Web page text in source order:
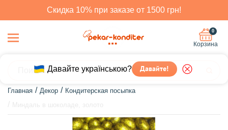
Скидка 10% при заказе от 1500 грн!
Давайте українською? Давайте!
0
Корзина
Главная Декор
Кондитерская посыпка